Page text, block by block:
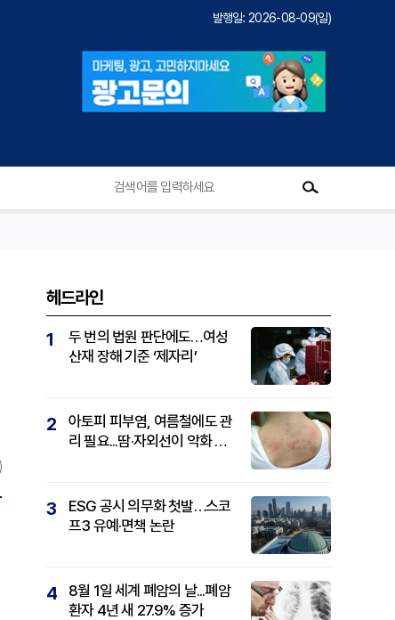
발행일: 2026-08-09(일)
헤드라인
1
두 번의 법원 판단에도…여성
산재 장해 기준 ‘제자리’
2
아토피 피부염, 여름철에도 관
리 필요...땀·자외선이 악화 요
3
ESG 공시 의무화 첫발…스코
프3 유예·면책 논란
4
8월 1일 세계 폐암의 날...폐암
환자 4년 새 27.9% 증가